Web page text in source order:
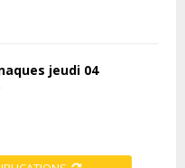
jeudi 04